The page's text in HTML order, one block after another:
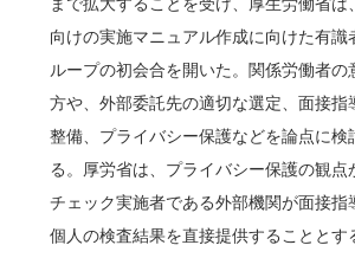
向けの実施マニュアル作成に向けた有識
ループの初会合を開いた。関係労働者の
方や、外部委託先の適切な選定、面接指
整備、プライバシー保護などを論点に検
る。厚労省は、プライバシー保護の観点
チェック実施者である外部機関が面接指
個人の検査結果を直接提供することとす